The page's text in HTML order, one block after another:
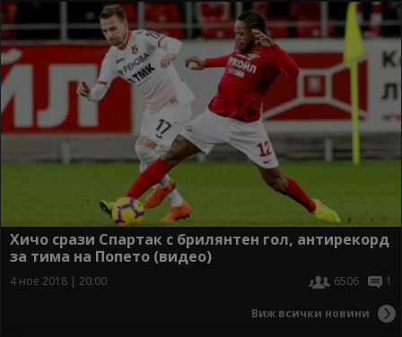
Хичо срази Спартак с брилянтен гол, антирекорд
за тима на Попето (видео)
4 ное 2018 | 20:00 6506 1
Виж всички новини